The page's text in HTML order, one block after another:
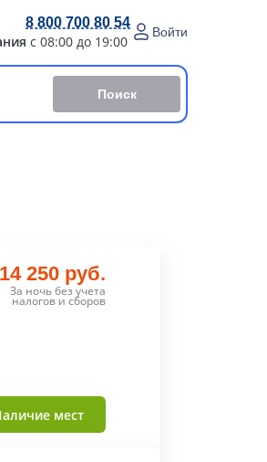
8 800 700 80 54
с 08:00 до 19:00
Войти
Поиск
14 250 руб.
За ночь без учета
налогов и сборов
мест